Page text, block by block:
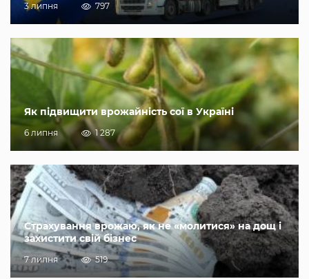
3 липня 797
Як підвищити врожайність сої в Україні
6 липня 1 287
Страхування врожаю, як не «молитися» на дощ і
захистити свій бізнес
7 липня 519